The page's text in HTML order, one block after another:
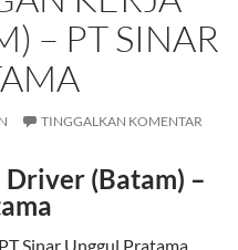
– PT SINAR
TINGGALKAN KOMENTAR
(Batam) –
Sinar Unggul Pratama